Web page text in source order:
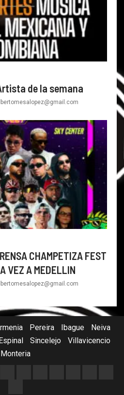
de la semana
CHAMPETIZA FEST
VEZ A MEDELLIN
Pereira Ibague
Neiva
Sincelejo
Villavicencio
Monteria